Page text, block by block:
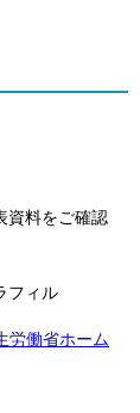
資料をご確認
フィル
労働省ホーム